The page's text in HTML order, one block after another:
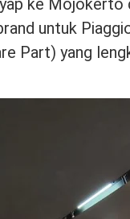
untuk
Part) yang